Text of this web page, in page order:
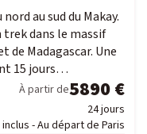
au sud du Makay.
dans le massif
de Madagascar. Une
15 jours…
À partir de5890 €
24 jours
inclus - Au départ de Paris